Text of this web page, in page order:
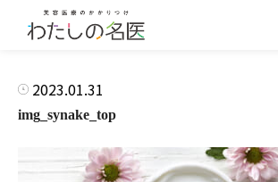
2023.01.31
img_synake_top